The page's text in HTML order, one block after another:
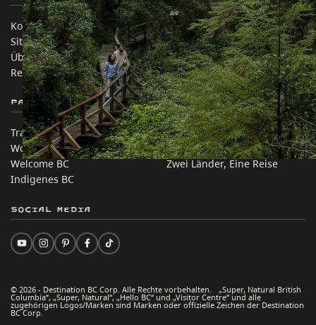
Kontakt
Sitemap
Über uns
Rechtliches & Richtlinien
Reisebranche
Medien
Unternehmen
简体中文 – China
Partnerseiten
Trade & Invest BC
Work BC
Welcome BC
Indigenes BC
Auf dieser Website
Reisevorschläge
Praktische Tipps
Zwei Länder, Eine Reise
© 2026 - Destination BC Corp. Alle Rechte vorbehalten. „Super, Natural British
Columbia“, „Super, Natural“, „Hello BC“ und „Visitor Centre“ und alle
zugehörigen Logos/Marken sind Marken oder offizielle Zeichen der Destination
BC Corp.
Social Media